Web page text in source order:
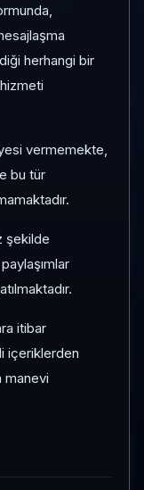
herhangi bir
vermemekte,
bu tür
şekilde
itibar
içeriklerden
manevi
Mid Cap